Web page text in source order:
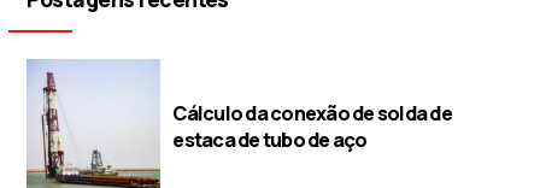
Cálculo da conexão de solda de
estaca de tubo de aço